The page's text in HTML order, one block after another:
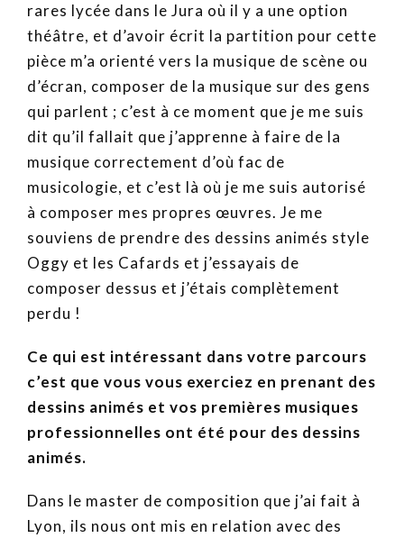
rares lycée dans le Jura où il y a une option
théâtre, et d’avoir écrit la partition pour cette
pièce m’a orienté vers la musique de scène ou
d’écran, composer de la musique sur des gens
qui parlent ; c’est à ce moment que je me suis
dit qu’il fallait que j’apprenne à faire de la
musique correctement d’où fac de
musicologie, et c’est là où je me suis autorisé
à composer mes propres œuvres. Je me
souviens de prendre des dessins animés style
Oggy et les Cafards et j’essayais de
composer dessus et j’étais complètement
perdu !
Ce qui est intéressant dans votre parcours
c’est que vous vous exerciez en prenant des
dessins animés et vos premières musiques
professionnelles ont été pour des dessins
animés.
Dans le master de composition que j’ai fait à
Lyon, ils nous ont mis en relation avec des